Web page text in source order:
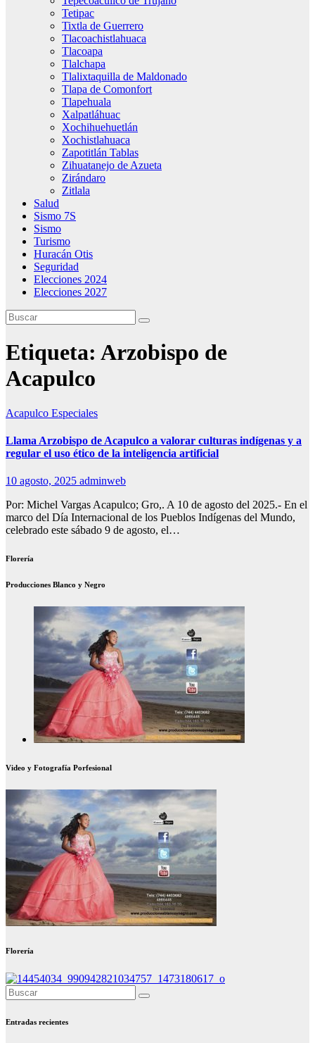
Tetipac
Tixtla de Guerrero
Tlacoachistlahuaca
Tlacoapa
Tlalchapa
Tlalixtaquilla de Maldonado
Tlapa de Comonfort
Tlapehuala
Xalpatláhuac
Xochihuehuetlán
Xochistlahuaca
Zapotitlán Tablas
Zihuatanejo de Azueta
Zirándaro
Zitlala
Salud
Sismo 7S
Sismo
Turismo
Huracán Otis
Seguridad
Elecciones 2024
Elecciones 2027
Etiqueta: Arzobispo de
Acapulco
Acapulco Especiales
Llama Arzobispo de Acapulco a valorar culturas indígenas y a
regular el uso ético de la inteligencia artificial
10 agosto, 2025 adminweb
Por: Michel Vargas Acapulco; Gro,. A 10 de agosto del 2025.- En el
marco del Día Internacional de los Pueblos Indígenas del Mundo,
celebrado este sábado 9 de agosto, el…
Florería
Producciones Blanco y Negro
Video y Fotografía Porfesional
Florería
Entradas recientes